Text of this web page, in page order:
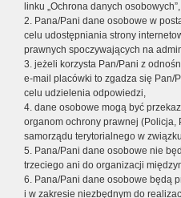
linku „Ochrona danych osobowych”,
2. Pana/Pani dane osobowe w
celu udostępniania strony
prawnych spoczywających na
3. jeżeli korzysta Pan/Pani z
e-mail placówki to zgadza się Pan/
celu udzielenia odpowiedzi,
4. dane osobowe mogą być
organom ochrony prawnej (Policja,
samorządu terytorialnego w
5. Pana/Pani dane osobowe nie
trzeciego ani do organizacji
6. Pana/Pani dane osobowe będą
i w zakresie niezbędnym do